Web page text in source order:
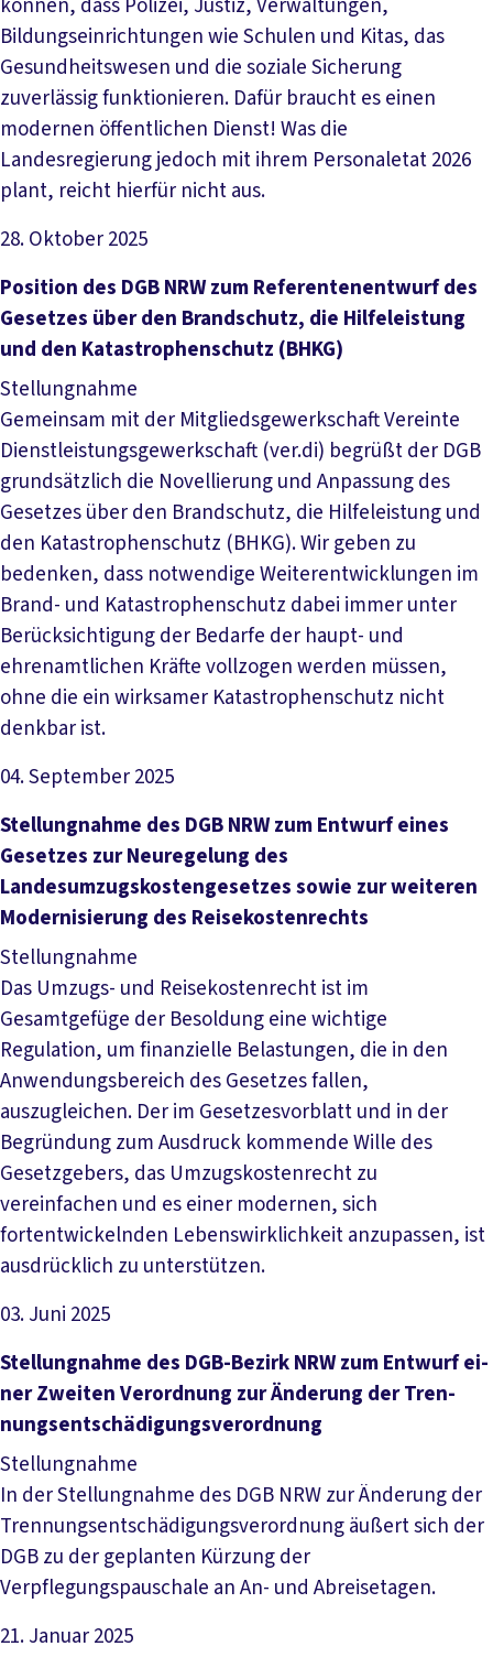
können, dass Polizei, Justiz, Verwaltungen,
Bildungseinrichtungen wie Schulen und Kitas, das
Gesundheitswesen und die soziale Sicherung
zuverlässig funktionieren. Dafür braucht es einen
modernen öffentlichen Dienst! Was die
Landesregierung jedoch mit ihrem Personaletat 2026
plant, reicht hierfür nicht aus.
28. Oktober 2025
Datei herunterladen
Position des DGB NRW zum Referentenentwurf des
Gesetzes über den Brandschutz, die Hilfeleistung
und den Katastrophenschutz (BHKG)
Stellungnahme
Gemeinsam mit der Mitgliedsgewerkschaft Vereinte
Dienstleistungsgewerkschaft (ver.di) begrüßt der DGB
grundsätzlich die Novellierung und Anpassung des
Gesetzes über den Brandschutz, die Hilfeleistung und
den Katastrophenschutz (BHKG). Wir geben zu
bedenken, dass notwendige Weiterentwicklungen im
Brand- und Katastrophenschutz dabei immer unter
Berücksichtigung der Bedarfe der haupt- und
ehrenamtlichen Kräfte vollzogen werden müssen,
ohne die ein wirksamer Katastrophenschutz nicht
denkbar ist.
04. September 2025
Datei herunterladen
Stellungnahme des DGB NRW zum Entwurf eines
Gesetzes zur Neuregelung des
Landesumzugskostengesetzes sowie zur weiteren
Modernisierung des Reisekostenrechts
Stellungnahme
Das Umzugs- und Reisekostenrecht ist im
Gesamtgefüge der Besoldung eine wichtige
Regulation, um finanzielle Belastungen, die in den
Anwendungsbereich des Gesetzes fallen,
auszugleichen. Der im Gesetzesvorblatt und in der
Begründung zum Ausdruck kommende Wille des
Gesetzgebers, das Umzugskostenrecht zu
vereinfachen und es einer modernen, sich
fortentwickelnden Lebenswirklichkeit anzupassen, ist
ausdrücklich zu unterstützen.
03. Juni 2025
Datei herunterladen
Stel­lung­nah­me des DGB-Be­zirk NRW zum Ent­wurf ei­
ner Zwei­ten Ver­ord­nung zur Än­de­rung der Tren­
nungs­ent­schä­di­gungs­ver­ord­nung
Stellungnahme
In der Stellungnahme des DGB NRW zur Änderung der
Trennungsentschädigungsverordnung äußert sich der
DGB zu der geplanten Kürzung der
Verpflegungspauschale an An- und Abreisetagen.
21. Januar 2025